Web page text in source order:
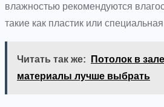
влажностью рекомендуются
такие как пластик или
Читать так же:
Потолок в
материалы лучше выбрать